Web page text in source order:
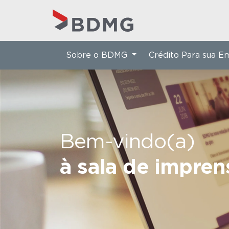
Bem-vindo(a)
à sala de
Sobre o BDMG Crédito Para sua